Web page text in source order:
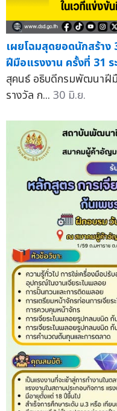
เผยโฉมสุดยอดนักสร้า
ฝีมือแรงงาน ครั้งที่ 31 ร
สุคนธ์ อธิบดีกรมพัฒนาฝี
รางวัล ก... 30 มิ.ย.